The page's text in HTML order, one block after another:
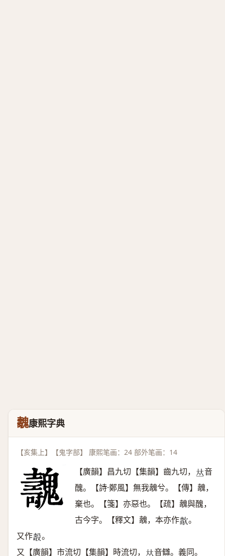
魗康熙字典
【亥集上】【鬼字部】 康熙笔画：24 部外笔画：14
【廣韻】昌九切【集韻】齒九切， 𠀤音
醜。【詩·鄭風】無我魗兮。【傳】魗，
棄也。【箋】亦惡也。【疏】魗與醜，
古今字。【釋文】魗，本亦作𣤫 。
又作𣫐 。
又【廣韻】市流切【集韻】時流切，
音讎。義同。